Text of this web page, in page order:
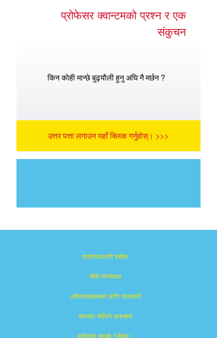
प्रोफेसर क्वान्टमको प्रश्न र एक
संकुचन
किन कोही मान्छे बुढ्यौली हुनु अघि नै मर्छन ?
उत्तर पत्ता लगाउन यहाँ क्लिक गर्नुहोस्। >>>
प्रयोगकालागी शर्तहरु
नीति गोपनीयता
अभिभावकहरूको लागि जानकारी
बारम्वार साेधिने प्रश्नहरू
हामीलाई सम्पर्क गर्नुहोस्।